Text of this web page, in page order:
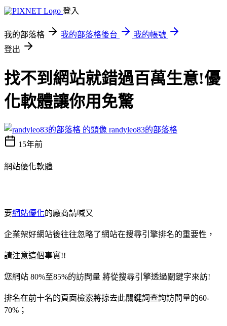
登入
我的部落格 我的部落格後台
我的帳號
登出
找不到網站就錯過百萬生意!優
化軟體讓你用免驚
randyleo83的部落格
15年前
網站優化軟體
要網站優化的廠商請喊又
企業架好網站後往往忽略了網站在搜尋引擎排名的重要性，
請注意這個事實!!
您網站 80%至85%的訪問量 將從搜尋引擎透過關鍵字來訪!
排名在前十名的頁面檢索將掠去此關鍵詞查詢訪問量的60-
70%；